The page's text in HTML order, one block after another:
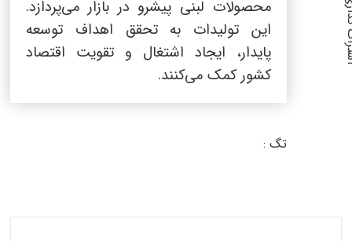
محصولات لبنی پیشرو در بازار می‌پردازد.
این تولیدات به تحقق اهداف توسعه
پایدار، ایجاد اشتغال و تقویت اقتصاد
کشور کمک می‌کنند.
:
تگ :